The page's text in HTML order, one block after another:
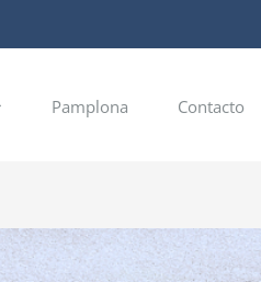
Pamplona Contacto